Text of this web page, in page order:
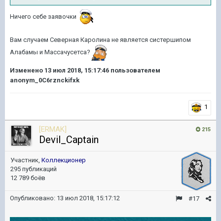
Ничего себе заявочки
Вам случаем Северная Каролина не является систершипом
Алабамы и Массачусетса?
Изменено 13 июл 2018, 15:17:46 пользователем
anonym_0C6rznckifxk
1
215
[ERMAK]
Devil_Captain
Участник, Коллекционер
295 публикаций
12 789 боёв
#17
Опубликовано: 13 июл 2018, 15:17:12